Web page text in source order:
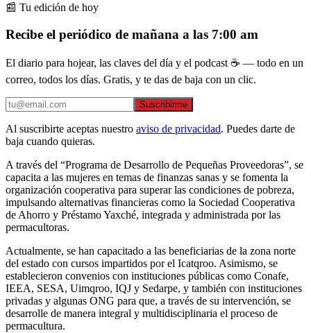
📰 Tu edición de hoy
Recibe el periódico de mañana a las 7:00 am
El diario para hojear, las claves del día y el podcast ☕ — todo en un
correo, todos los días. Gratis, y te das de baja con un clic.
Suscribirme
Al suscribirte aceptas nuestro aviso de privacidad. Puedes darte de
baja cuando quieras.
A través del “Programa de Desarrollo de Pequeñas Proveedoras”, se
capacita a las mujeres en temas de finanzas sanas y se fomenta la
organización cooperativa para superar las condiciones de pobreza,
impulsando alternativas financieras como la Sociedad Cooperativa
de Ahorro y Préstamo Yaxché, integrada y administrada por las
permacultoras.
Actualmente, se han capacitado a las beneficiarias de la zona norte
del estado con cursos impartidos por el Icatqroo. Asimismo, se
establecieron convenios con instituciones públicas como Conafe,
IEEA, SESA, Uimqroo, IQJ y Sedarpe, y también con instituciones
privadas y algunas ONG para que, a través de su intervención, se
desarrolle de manera integral y multidisciplinaria el proceso de
permacultura.